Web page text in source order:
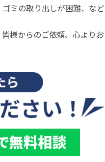
ミの取り出しが困難、など
様からのご依頼、心よりお